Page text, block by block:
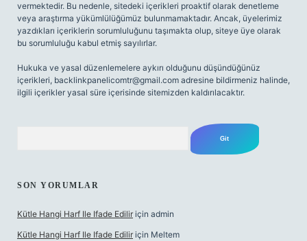
vermektedir. Bu nedenle, sitedeki içerikleri proaktif olarak denetleme
veya araştırma yükümlülüğümüz bulunmamaktadır. Ancak, üyelerimiz
yazdıkları içeriklerin sorumluluğunu taşımakta olup, siteye üye olarak
bu sorumluluğu kabul etmiş sayılırlar.
Hukuka ve yasal düzenlemelere aykırı olduğunu düşündüğünüz
içerikleri, backlinkpanelicomtr@gmail.com adresine bildirmeniz halinde,
ilgili içerikler yasal süre içerisinde sitemizden kaldırılacaktır.
SON YORUMLAR
Kütle Hangi Harf Ile Ifade Edilir için admin
Kütle Hangi Harf Ile Ifade Edilir için Meltem